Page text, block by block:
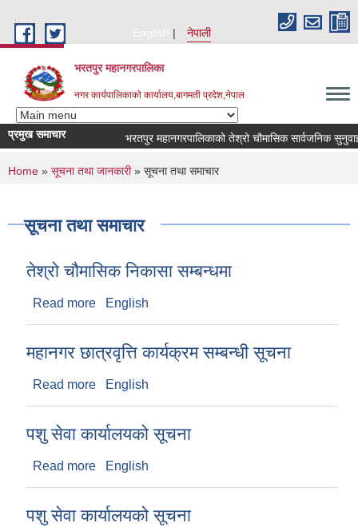
English
नेपाली
भरतपुर महानगरपालिका
नगर कार्यपालिकाको कार्यालय,बागमती प्रदेश,नेपाल
प्रमुख समाचार भरतपुर महानगरपालिकाको तेश्रो चौमासिक सार्वजनिक सुनुवाई
You are here
Home » सूचना तथा जानकारी» सूचना तथा समाचार
सूचना तथा समाचार
तेश्रो चौमासिक निकासा सम्बन्धमा
Read more about तेश्रो चौमासिक निकासा सम्बन्धमा
English
महानगर छात्रवृत्ति कार्यक्रम सम्बन्धी सूचना
Read more about महानगर छात्रवृत्ति कार्यक्रम सम्बन्धी सूचना
English
पशु सेवा कार्यालयको सूचना
Read more about पशु सेवा कार्यालयको सूचना
English
पशु सेवा कार्यालयको सूचना